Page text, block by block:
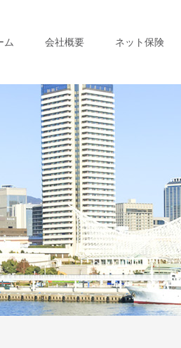
ム 会社概要 ネット保険